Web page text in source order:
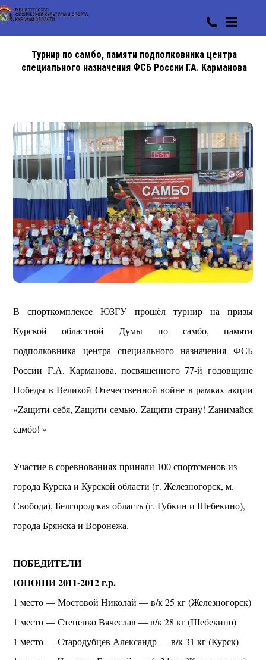
Турнир по самбо, памяти подполковника центра
специального назначения ФСБ России Г.А. Карманова
В спорткомплексе ЮЗГУ прошёл турнир на призы
Курской областной Думы по самбо, памяти
подполковника центра специального назначения ФСБ
России Г.А. Карманова, посвященного 77-й годовщине
Победы в Великой Отечественной войне в рамках акции
«Zaщити себя, Zащити семью, Zащити страну! Zaнимайся
самбо! »
Участие в соревнованиях приняли 100 спортсменов из
города Курска и Курской области (г. Железногорск, м.
Свобода), Белгородская область (г. Губкин и Шебекино),
города Брянска и Воронежа.
ПОБЕДИТЕЛИ
ЮНОШИ 2011-2012 г.р.
1 место — Мостовой Николай — в/к 25 кг (Железногорск)
1 место — Стеценко Вячеслав — в/к 28 кг (Шебекино)
1 место — Стародубцев Александр — в/к 31 кг (Курск)